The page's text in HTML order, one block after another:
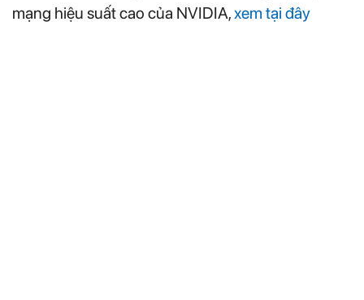
mạng hiệu suất cao của NVIDIA,xem tại đây